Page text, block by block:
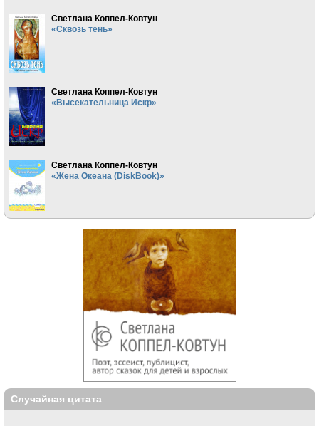
Светлана Коппел-Ковтун
«Сквозь тень»
Светлана Коппел-Ковтун
«Высекательница Искр»
Светлана Коппел-Ковтун
«Жена Океана (DiskBook)»
Случайная цитата